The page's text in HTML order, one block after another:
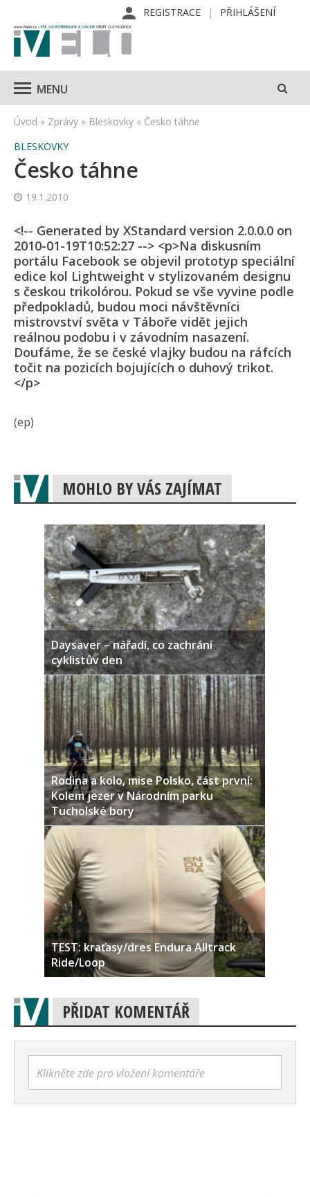
REGISTRACE PŘIHLÁŠENÍ
MENU
Úvod » Zprávy » Bleskovky » Česko táhne
BLESKOVKY
Česko táhne
19.1.2010
<!-- Generated by XStandard version 2.0.0.0 on
2010-01-19T10:52:27 --> <p>Na diskusním
portálu Facebook se objevil prototyp speciální
edice kol Lightweight v stylizovaném designu
s českou trikolórou. Pokud se vše vyvine podle
předpokladů, budou moci návštěvníci
mistrovství světa v Táboře vidět jejich
reálnou podobu i v závodním nasazení.
Doufáme, že se české vlajky budou na ráfcích
točit na pozicích bojujících o duhový trikot.
</p>
(ep)
MOHLO BY VÁS ZAJÍMAT
Daysaver – nářadí, co zachrání
cyklistův den
Rodina a kolo, mise Polsko, část první:
Kolem jezer v Národním parku
Tucholské bory
TEST: kraťasy/dres Endura Alltrack
Ride/Loop
PŘIDAT KOMENTÁŘ
Klikněte zde pro vložení komentáře